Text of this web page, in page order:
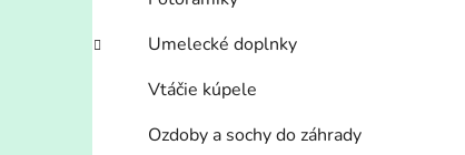
Umelecké doplnky
Vtáčie kúpele
Ozdoby a sochy do záhrady